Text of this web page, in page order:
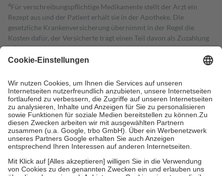
4Für verschreibungspflichtige Medikamente stellt der Arzt ein
Rezept aus und der Patient erhält sie in der Apotheke. Die
gesetzliche Krankenversicherung übernimmt in der Regel die
Kosten dafür, der Versicherte trägt einen Teil davon als Zuzahlung
mit.
Grundsätzlich leisten Mitglieder Zuzahlungen in Höhe von zehn
höchstens zehn Euro.
Es sind jedoch nie mehr als die tatsächlichen
Kosten der Leistung zu entrichten.
Diese Regeln gelten grundsätzlich auch für Online-Apotheken.
Bei Heilmitteln und häuslicher Krankenpflege beträgt die
Zuzahlung zehn Prozent der Kosten sowie zehn Euro je
Verordnung.
Um das Engagement der Versicherten für ihre eigene Gesundheit zu
stärken und die besondere Stellung der Familie zu unterstützen,
fallenkeine Zuzahlungenan bei:
• Kindern und Jugendlichen bis zum vollendeten 18. Lebensjahr